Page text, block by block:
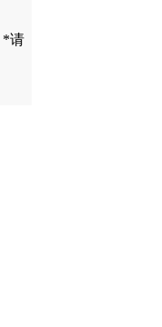
*请